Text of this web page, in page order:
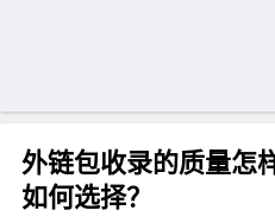
外链包收录的质量怎
如何选择？